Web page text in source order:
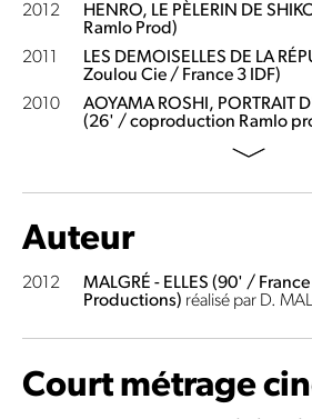
2012
HENRO, LE PÈLERIN DE
Ramlo Prod)
2011
LES DEMOISELLES DE LA
Zoulou Cie / France 3 IDF)
2010
AOYAMA ROSHI, PORTRAIT
(26' / coproduction Ramlo
Auteur
2012
MALGRÉ - ELLES (90' /
Productions) réalisé par D.
Court métrage